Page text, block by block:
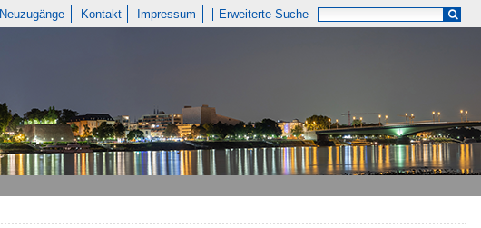
Neuzugänge Kontakt Impressum Erweiterte Suche